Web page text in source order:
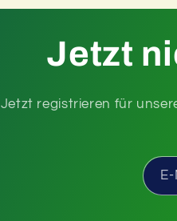
Jetzt
Jetzt registrieren für
E-